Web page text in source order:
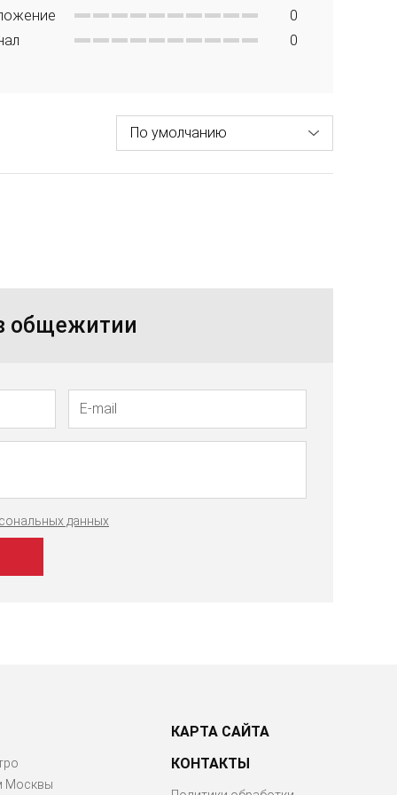
0
0
общежитии
данных
Москвы
КАРТА САЙТА
КОНТАКТЫ